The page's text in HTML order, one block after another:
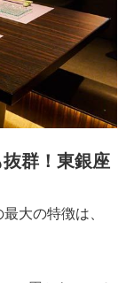
群！東銀座
大の特徴は、